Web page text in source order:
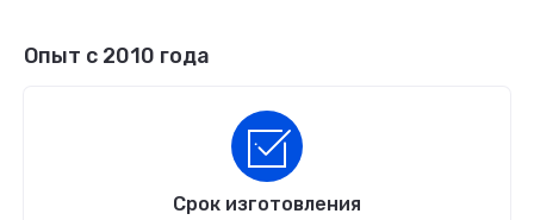
Опыт с 2010 года
Срок изготовления